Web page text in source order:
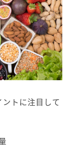
トに注目して